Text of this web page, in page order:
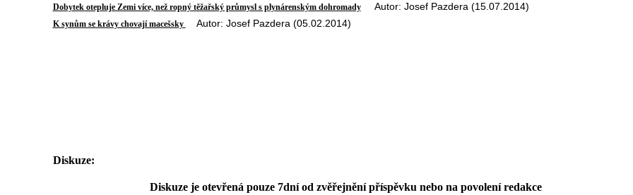
Dobytek otepluje Zemi více, než ropný těžařský průmysl s plynárenským dohromadyAutor: Josef Pazdera (15.07.2014)
K synům se krávy chovají macešsky Autor: Josef Pazdera (05.02.2014)
Diskuze:
Diskuze je otevřená pouze 7dní od zvěřejnění příspěvku nebo na povolení redakce